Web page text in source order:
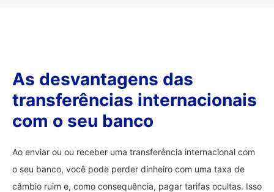
As desvantagens das
transferências internacionais
com o seu banco
Ao enviar ou ou receber uma transferência internacional com
o seu banco, você pode perder dinheiro com uma taxa de
câmbio ruim e, como consequência, pagar tarifas ocultas. Isso